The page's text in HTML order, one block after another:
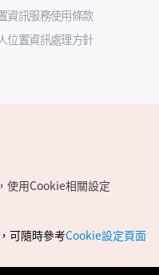
資訊服務使用條款
位置資訊處理方針
有
官方信箱
使用Cookie相關設定
可隨時參考Cookie設定頁面